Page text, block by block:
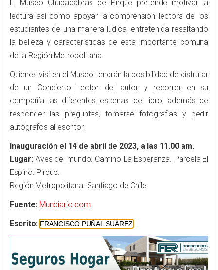
El Museo Chupacabras de Pirque pretende motivar la
lectura así como apoyar la comprensión lectora de los
estudiantes de una manera lúdica, entretenida resaltando
la belleza y características de esta importante comuna
de la Región Metropolitana.
Quienes visiten el Museo tendrán la posibilidad de disfrutar
de un Concierto Lector del autor y recorrer en su
compañía las diferentes escenas del libro, además de
responder las preguntas, tomarse fotografías y pedir
autógrafos al escritor.
Inauguración el 14 de abril de 2023, a las 11.00 am.
Lugar: Aves del mundo. Camino La Esperanza. Parcela El
Espino. Pirque.
Región Metropolitana. Santiago de Chile
Fuente: Mundiario.com
Escrito: FRANCISCO PUÑAL SUÁREZ